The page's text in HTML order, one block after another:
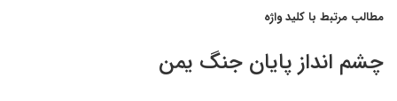
مطالب مرتبط با کلید واژه
چشم انداز پایان جنگ یمن